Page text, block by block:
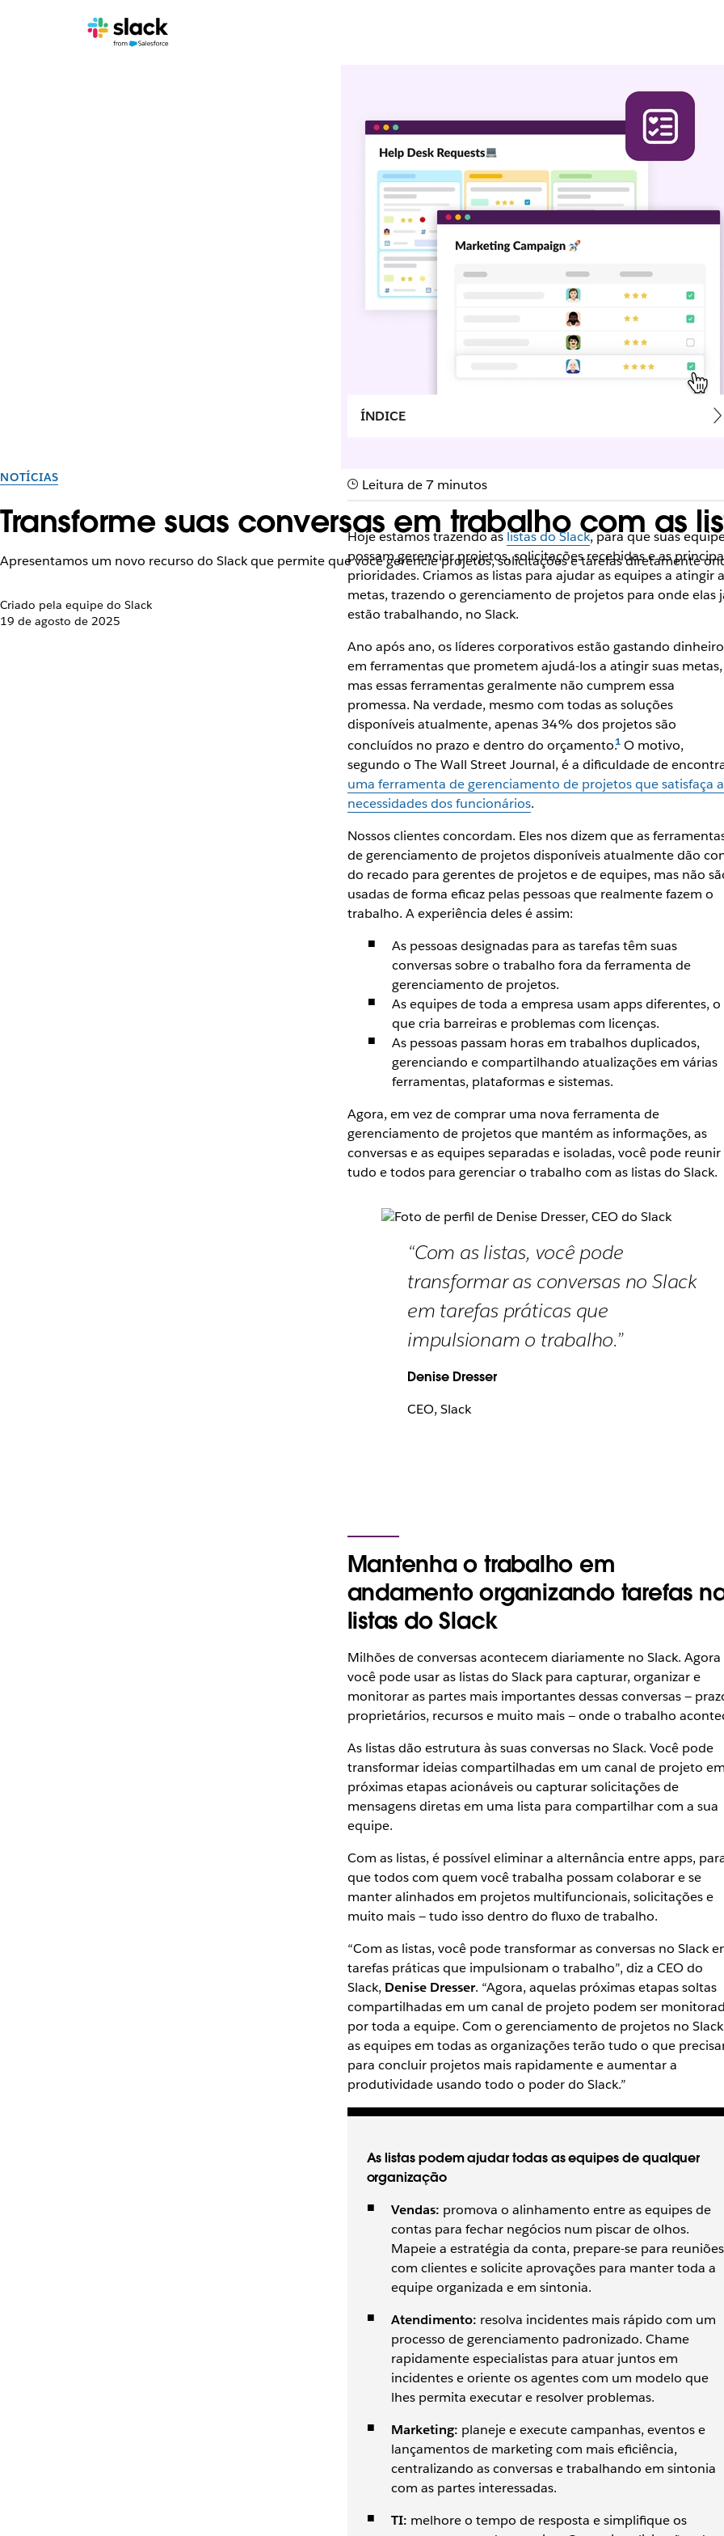
NOTÍCIAS
Transforme suas conversas em trabalho com as
Apresentamos um novo recurso do Slack que permite que você gerencie projetos, solicitações e tarefas diretamente
Criado pela equipe do Slack
19 de agosto de 2025
ÍNDICE
Leitura de 7 minutos
Hoje estamos trazendo as listas do Slack, para que suas
possam gerenciar projetos, solicitações recebidas e as
prioridades. Criamos as listas para ajudar as equipes a atingir
metas, trazendo o gerenciamento de projetos para onde elas
estão trabalhando, no Slack.
Ano após ano, os líderes corporativos estão gastando dinheiro
em ferramentas que prometem ajudá-los a atingir suas metas,
mas essas ferramentas geralmente não cumprem essa
promessa. Na verdade, mesmo com todas as soluções
disponíveis atualmente, apenas 34% dos projetos são
concluídos no prazo e dentro do orçamento. O motivo,
segundo o The Wall Street Journal, é a dificuldade de
uma ferramenta de gerenciamento de projetos que satisfaça
necessidades dos funcionários.
Nossos clientes concordam. Eles nos dizem que as
de gerenciamento de projetos disponíveis atualmente dão
do recado para gerentes de projetos e de equipes, mas não
usadas de forma eficaz pelas pessoas que realmente fazem o
trabalho. A experiência deles é assim:
As pessoas designadas para as tarefas têm suas
conversas sobre o trabalho fora da ferramenta de
gerenciamento de projetos.
As equipes de toda a empresa usam apps diferentes, o
que cria barreiras e problemas com licenças.
As pessoas passam horas em trabalhos duplicados,
gerenciando e compartilhando atualizações em várias
ferramentas, plataformas e sistemas.
Agora, em vez de comprar uma nova ferramenta de
gerenciamento de projetos que mantém as informações, as
conversas e as equipes separadas e isoladas, você pode reunir
tudo e todos para gerenciar o trabalho com as listas do Slack.
“Com as listas, você pode
transformar as conversas no Slack
em tarefas práticas que
impulsionam o trabalho.”
Denise Dresser
CEO, Slack
Mantenha o trabalho em
andamento organizando tarefas
listas do Slack
Milhões de conversas acontecem diariamente no Slack. Agora
você pode usar as listas do Slack para capturar, organizar e
monitorar as partes mais importantes dessas conversas —
proprietários, recursos e muito mais — onde o trabalho
As listas dão estrutura às suas conversas no Slack. Você pode
transformar ideias compartilhadas em um canal de projeto em
próximas etapas acionáveis ou capturar solicitações de
mensagens diretas em uma lista para compartilhar com a sua
equipe.
Com as listas, é possível eliminar a alternância entre apps,
que todos com quem você trabalha possam colaborar e se
manter alinhados em projetos multifuncionais, solicitações e
muito mais — tudo isso dentro do fluxo de trabalho.
“Com as listas, você pode transformar as conversas no Slack
tarefas práticas que impulsionam o trabalho”, diz a CEO do
Slack, Denise Dresser. “Agora, aquelas próximas etapas soltas
compartilhadas em um canal de projeto podem ser
por toda a equipe. Com o gerenciamento de projetos no
as equipes em todas as organizações terão tudo o que
para concluir projetos mais rapidamente e aumentar a
produtividade usando todo o poder do Slack.”
As listas podem ajudar todas as equipes de qualquer
organização
Vendas: promova o alinhamento entre as equipes de
contas para fechar negócios num piscar de olhos.
Mapeie a estratégia da conta, prepare-se para reuniões
com clientes e solicite aprovações para manter toda a
equipe organizada e em sintonia.
Atendimento: resolva incidentes mais rápido com um
processo de gerenciamento padronizado. Chame
rapidamente especialistas para atuar juntos em
incidentes e oriente os agentes com um modelo que
lhes permita executar e resolver problemas.
Marketing: planeje e execute campanhas, eventos e
lançamentos de marketing com mais eficiência,
centralizando as conversas e trabalhando em sintonia
com as partes interessadas.
TI: melhore o tempo de resposta e simplifique os